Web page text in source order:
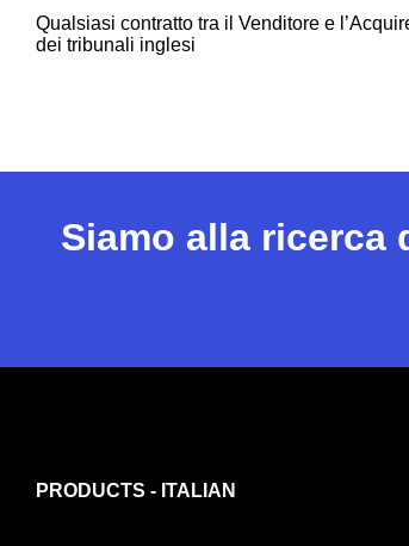
Qualsiasi contratto tra il Venditore e
dei tribunali inglesi
Siamo alla ricerca
PRODUCTS - ITALIAN